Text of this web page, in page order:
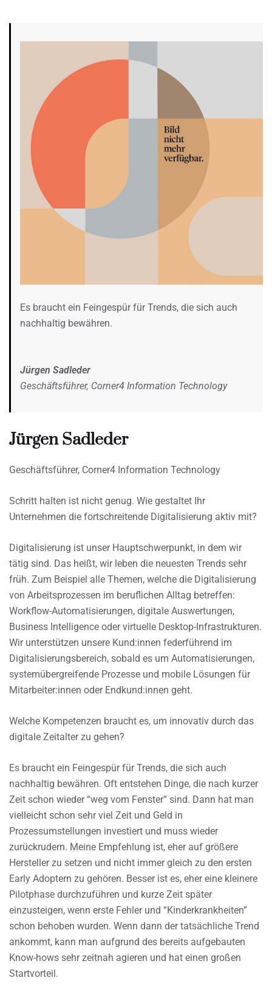
Es braucht ein Feingespür für Trends, die sich auch
nachhaltig bewähren.
Jürgen Sadleder
Geschäftsführer, Corner4 Information Technology
Jürgen Sadleder
Geschäftsführer, Corner4 Information Technology
Schritt halten ist nicht genug. Wie gestaltet Ihr
Unternehmen die fortschreitende Digitalisierung aktiv mit?
Digitalisierung ist unser Hauptschwerpunkt, in dem wir
tätig sind. Das heißt, wir leben die neuesten Trends sehr
früh. Zum Beispiel alle Themen, welche die Digitalisierung
von Arbeitsprozessen im beruflichen Alltag betreffen:
Workflow-Automatisierungen, digitale Auswertungen,
Business Intelligence oder virtuelle Desktop-Infrastrukturen.
Wir unterstützen unsere Kund:innen federführend im
Digitalisierungsbereich, sobald es um Automatisierungen,
systemübergreifende Prozesse und mobile Lösungen für
Mitarbeiter:innen oder Endkund:innen geht.
Welche Kompetenzen braucht es, um innovativ durch das
digitale Zeitalter zu gehen?
Es braucht ein Feingespür für Trends, die sich auch
nachhaltig bewähren. Oft entstehen Dinge, die nach kurzer
Zeit schon wieder “weg vom Fenster” sind. Dann hat man
vielleicht schon sehr viel Zeit und Geld in
Prozessumstellungen investiert und muss wieder
zurückrudern. Meine Empfehlung ist, eher auf größere
Hersteller zu setzen und nicht immer gleich zu den ersten
Early Adoptern zu gehören. Besser ist es, eher eine kleinere
Pilotphase durchzuführen und kurze Zeit später
einzusteigen, wenn erste Fehler und “Kinderkrankheiten”
schon behoben wurden. Wenn dann der tatsächliche Trend
ankommt, kann man aufgrund des bereits aufgebauten
Know-hows sehr zeitnah agieren und hat einen großen
Startvorteil.